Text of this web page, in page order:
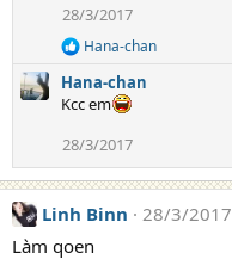
28/3/2017
R
e
a
c
i
o
n
s
:
Hana-chan
Hana-chan
Kcc em
28/3/2017
Linh Binn
28/3/2017
Làm qoen